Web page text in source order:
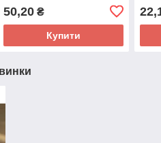
50,20₴
Купити